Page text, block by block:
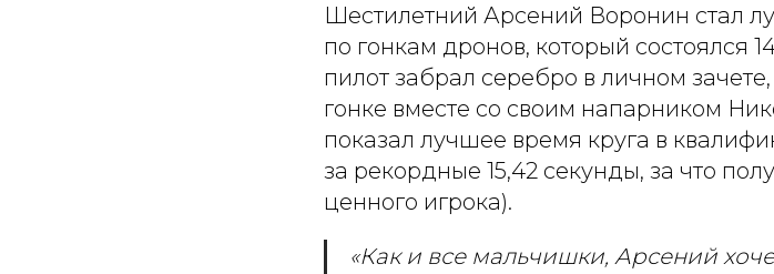
Шестилетний Арсений Воронин стал
по гонкам дронов, который состоялся
пилот забрал серебро в личном
гонке вместе со своим напарником
показал лучшее время круга в
за рекордные 15,42 секунды, за что
ценного игрока).
«Как и все мальчишки, Арсений